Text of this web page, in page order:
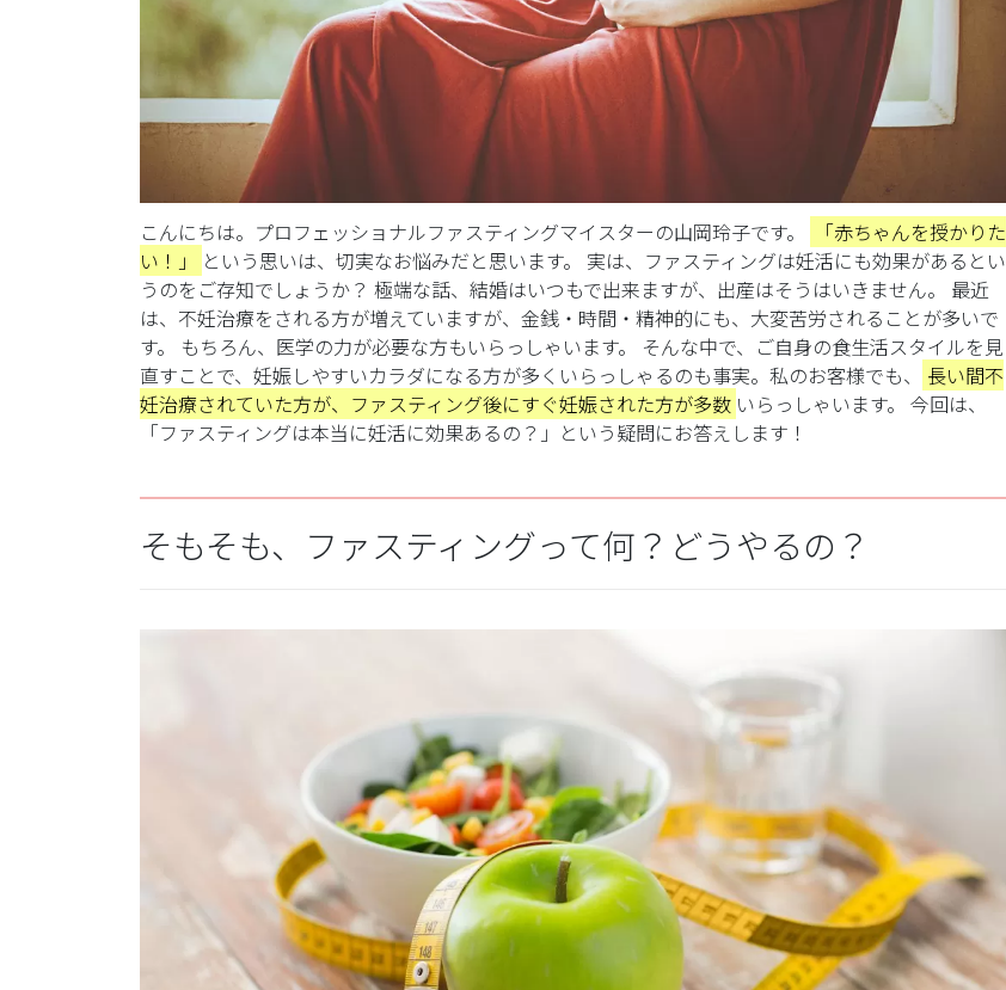
こんにちは。プロフェッショナルファスティングマイスターの山岡玲子です。
「赤ちゃんを授かりた
い！」
という思いは、切実なお悩みだと思います。
実は、ファスティングは妊活にも効果があるとい
うのをご存知でしょうか？ 極端な話、結婚はいつもで出来ますが、出産はそうはいきません。
最近
は、不妊治療をされる方が増えていますが、金銭・時間・精神的にも、大変苦労されることが多いで
す。
もちろん、医学の力が必要な方もいらっしゃいます。
そんな中で、ご自身の食生活スタイルを見
直すことで、妊娠しやすいカラダになる方が多くいらっしゃるのも事実。私のお客様でも、
長い間不
妊治療されていた方が、ファスティング後にすぐ妊娠された方が多数 いらっしゃいます。 今回は、
「ファスティングは本当に妊活に効果あるの？」という疑問にお答えします！
そもそも、ファスティングって何？どうやるの？